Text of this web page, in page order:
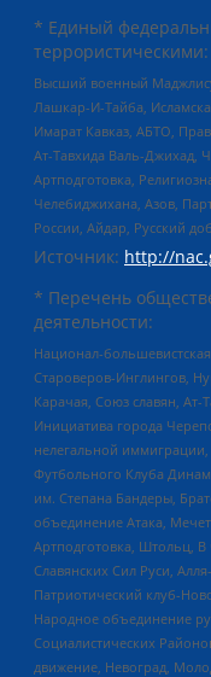
* Единый
террористическими:
Высший военный
Лашкар-И-Тайба,
Имарат Кавказ, АБТО,
Ат-Тавхида Валь-Джихад,
Артподготовка,
Челебиджихана, Азов,
России, Айдар, Русский
Источник: http://
* Перечень
деятельности:
Национал-
Староверов-Инглингов,
Карачая, Союз славян,
Инициатива города
нелегальной
Футбольного Клуба
им. Степана Бандеры,
объединение Атака,
Артподготовка, Штольц,
Славянских Сил Руси,
Патриотический клуб-
Народное объединение
Социалистических
движение, Невоград,